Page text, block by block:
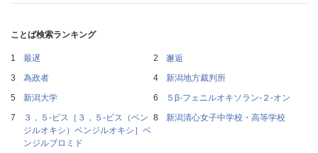
ことば検索ランキング
最遅
邂逅
為政者
新潟地方裁判所
新潟大学
５β‐フェニルオキソラン‐２‐オン
３，５‐ビス［３，５‐ビス（ベン
ジルオキシ）ベンジルオキシ］ベ
ンジルブロミド
新潟清心女子中学校・高等学校